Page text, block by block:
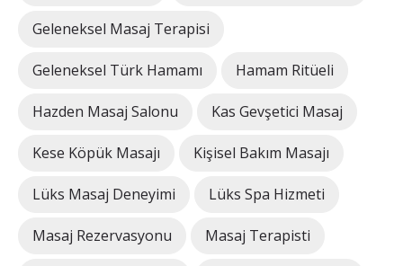
Geleneksel Masaj Terapisi
Geleneksel Türk Hamamı Hamam Ritüeli
Hazden Masaj Salonu Kas Gevşetici Masaj
Kese Köpük Masajı Kişisel Bakım Masajı
Lüks Masaj Deneyimi Lüks Spa Hizmeti
Masaj Rezervasyonu Masaj Terapisti